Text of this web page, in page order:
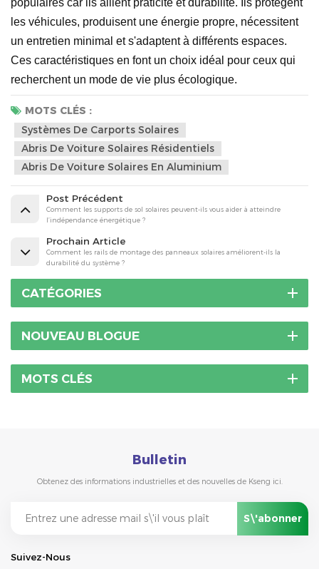
populaires car ils allient praticité et durabilité. Ils protègent
les véhicules, produisent une énergie propre, nécessitent
un entretien minimal et s'adaptent à différents espaces.
Ces caractéristiques en font un choix idéal pour ceux qui
recherchent un mode de vie plus écologique.
MOTS CLÉS :
Systèmes De Carports Solaires
Abris De Voiture Solaires Résidentiels
Abris De Voiture Solaires En Aluminium
Post Précédent
Comment les supports de sol solaires peuvent-ils vous aider à atteindre
l’indépendance énergétique ?
Prochain Article
Comment les rails de montage des panneaux solaires améliorent-ils la
durabilité du système ?
CATÉGORIES
NOUVEAU BLOGUE
MOTS CLÉS
Bulletin
Obtenez des informations industrielles et des nouvelles de Kseng ici.
Suivez-Nous